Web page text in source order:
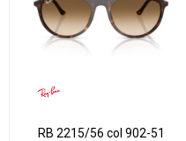
RB 2215/56 col 902-51